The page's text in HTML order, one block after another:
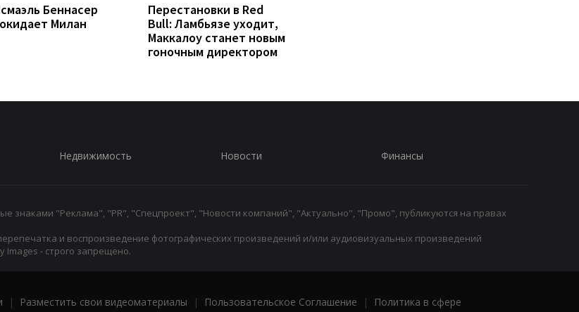
Беннасер
Милан
Перестановки в Red
Bull: Ламбьязе уходит,
Маккалоу станет новым
гоночным директором
Недвижимость Новости Финансы
знаками "Реклама", "PR", "Спецпроект", "Новости компаний", "Актуально", "Промо", публикуются на правах
и воспроизведение фотографических произведений и/или аудиовизуальных произведений
Images - строго запрещено.
| Разместить свои видеоматериалы | Пользовательское Соглашение |
Политика в сфере